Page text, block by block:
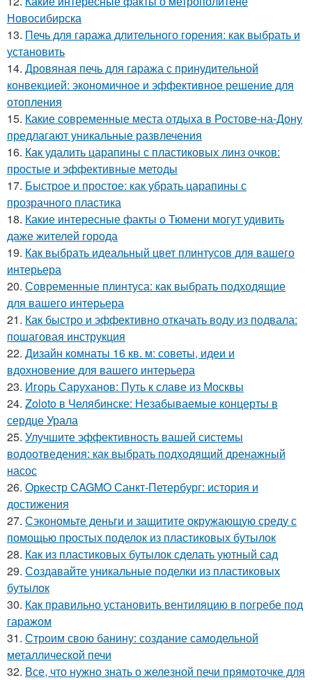
Новосибирска
13. Печь для гаража длительного горения: как выбрать и
установить
14. Дровяная печь для гаража с принудительной
конвекцией: экономичное и эффективное решение для
отопления
15. Какие современные места отдыха в Ростове-на-Дону
предлагают уникальные развлечения
16. Как удалить царапины с пластиковых линз очков:
простые и эффективные методы
17. Быстрое и простое: как убрать царапины с
прозрачного пластика
18. Какие интересные факты о Тюмени могут удивить
даже жителей города
19. Как выбрать идеальный цвет плинтусов для вашего
интерьера
20. Современные плинтуса: как выбрать подходящие
для вашего интерьера
21. Как быстро и эффективно откачать воду из подвала:
пошаговая инструкция
22. Дизайн комнаты 16 кв. м: советы, идеи и
вдохновение для вашего интерьера
23. Игорь Саруханов: Путь к славе из Москвы
24. Zoloto в Челябинске: Незабываемые концерты в
сердце Урала
25. Улучшите эффективность вашей системы
водоотведения: как выбрать подходящий дренажный
насос
26. Оркестр CAGMO Санкт-Петербург: история и
достижения
27. Сэкономьте деньги и защитите окружающую среду с
помощью простых поделок из пластиковых бутылок
28. Как из пластиковых бутылок сделать уютный сад
29. Создавайте уникальные поделки из пластиковых
бутылок
30. Как правильно установить вентиляцию в погребе под
гаражом
31. Строим свою банину: создание самодельной
металлической печи
32. Все, что нужно знать о железной печи прямоточке для